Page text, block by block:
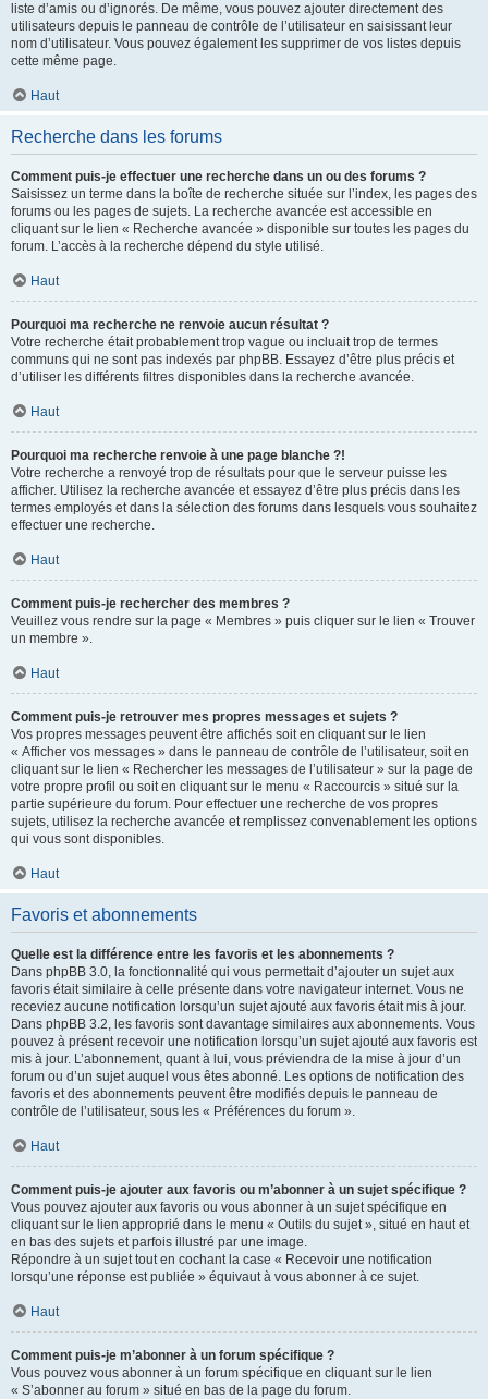
liste d’amis ou d’ignorés. De même, vous pouvez ajouter directement des
utilisateurs depuis le panneau de contrôle de l’utilisateur en saisissant leur
nom d’utilisateur. Vous pouvez également les supprimer de vos listes depuis
cette même page.
Haut
Recherche dans les forums
Comment puis-je effectuer une recherche dans un ou des forums ?
Saisissez un terme dans la boîte de recherche située sur l’index, les pages des
forums ou les pages de sujets. La recherche avancée est accessible en
cliquant sur le lien « Recherche avancée » disponible sur toutes les pages du
forum. L’accès à la recherche dépend du style utilisé.
Haut
Pourquoi ma recherche ne renvoie aucun résultat ?
Votre recherche était probablement trop vague ou incluait trop de termes
communs qui ne sont pas indexés par phpBB. Essayez d’être plus précis et
d’utiliser les différents filtres disponibles dans la recherche avancée.
Haut
Pourquoi ma recherche renvoie à une page blanche ?!
Votre recherche a renvoyé trop de résultats pour que le serveur puisse les
afficher. Utilisez la recherche avancée et essayez d’être plus précis dans les
termes employés et dans la sélection des forums dans lesquels vous souhaitez
effectuer une recherche.
Haut
Comment puis-je rechercher des membres ?
Veuillez vous rendre sur la page « Membres » puis cliquer sur le lien « Trouver
un membre ».
Haut
Comment puis-je retrouver mes propres messages et sujets ?
Vos propres messages peuvent être affichés soit en cliquant sur le lien
« Afficher vos messages » dans le panneau de contrôle de l’utilisateur, soit en
cliquant sur le lien « Rechercher les messages de l’utilisateur » sur la page de
votre propre profil ou soit en cliquant sur le menu « Raccourcis » situé sur la
partie supérieure du forum. Pour effectuer une recherche de vos propres
sujets, utilisez la recherche avancée et remplissez convenablement les options
qui vous sont disponibles.
Haut
Favoris et abonnements
Quelle est la différence entre les favoris et les abonnements ?
Dans phpBB 3.0, la fonctionnalité qui vous permettait d’ajouter un sujet aux
favoris était similaire à celle présente dans votre navigateur internet. Vous ne
receviez aucune notification lorsqu’un sujet ajouté aux favoris était mis à jour.
Dans phpBB 3.2, les favoris sont davantage similaires aux abonnements. Vous
pouvez à présent recevoir une notification lorsqu’un sujet ajouté aux favoris est
mis à jour. L’abonnement, quant à lui, vous préviendra de la mise à jour d’un
forum ou d’un sujet auquel vous êtes abonné. Les options de notification des
favoris et des abonnements peuvent être modifiés depuis le panneau de
contrôle de l’utilisateur, sous les « Préférences du forum ».
Haut
Comment puis-je ajouter aux favoris ou m’abonner à un sujet spécifique ?
Vous pouvez ajouter aux favoris ou vous abonner à un sujet spécifique en
cliquant sur le lien approprié dans le menu « Outils du sujet », situé en haut et
en bas des sujets et parfois illustré par une image.
Répondre à un sujet tout en cochant la case « Recevoir une notification
lorsqu’une réponse est publiée » équivaut à vous abonner à ce sujet.
Haut
Comment puis-je m’abonner à un forum spécifique ?
Vous pouvez vous abonner à un forum spécifique en cliquant sur le lien
« S’abonner au forum » situé en bas de la page du forum.